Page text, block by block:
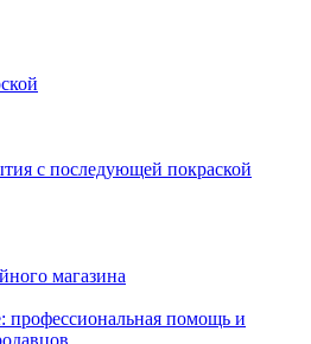
с последующей покраской
магазина
профессиональная помощь и